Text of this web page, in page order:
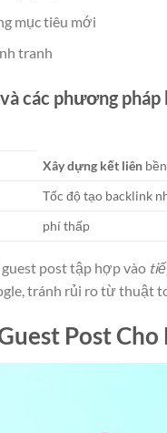
mục tiêu mới
tranh
các phương pháp
Xây dựng kết liên
Tốc độ tạo backlink
phí thấp
post tập hợp vào
tránh rủi ro từ thuật
Post